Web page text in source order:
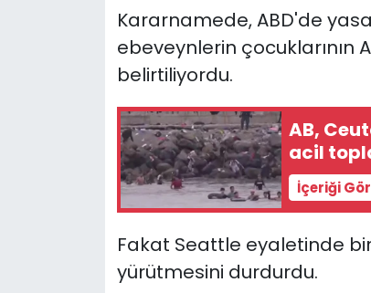
Kararnamede, ABD'de
ebeveynlerin çocuklarının
belirtiliyordu.
AB,
acil
İçeriği
Fakat Seattle eyaletinde
yürütmesini durdurdu.